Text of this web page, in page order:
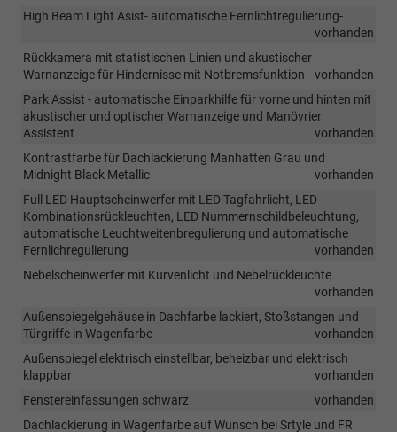
High Beam Light Asist- automatische Fernlichtregulierung-
vorhanden
Rückkamera mit statistischen Linien und akustischer
Warnanzeige für Hindernisse mit Notbremsfunktion
vorhanden
Park Assist - automatische Einparkhilfe für vorne und hinten mit
akustischer und optischer Warnanzeige und Manövrier
Assistent
vorhanden
Kontrastfarbe für Dachlackierung Manhatten Grau und
Midnight Black Metallic
vorhanden
Full LED Hauptscheinwerfer mit LED Tagfahrlicht, LED
Kombinationsrückleuchten, LED Nummernschildbeleuchtung,
automatische Leuchtweitenbregulierung und automatische
Fernlichregulierung
vorhanden
Nebelscheinwerfer mit Kurvenlicht und Nebelrückleuchte
vorhanden
Außenspiegelgehäuse in Dachfarbe lackiert, Stoßstangen und
Türgriffe in Wagenfarbe
vorhanden
Außenspiegel elektrisch einstellbar, beheizbar und elektrisch
klappbar
vorhanden
Fenstereinfassungen schwarz
vorhanden
Dachlackierung in Wagenfarbe auf Wunsch bei Srtyle und FR